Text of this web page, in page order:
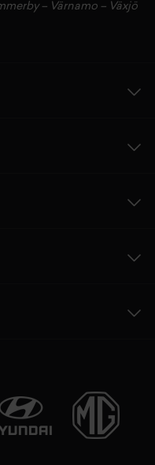
– Värnamo – Växjö